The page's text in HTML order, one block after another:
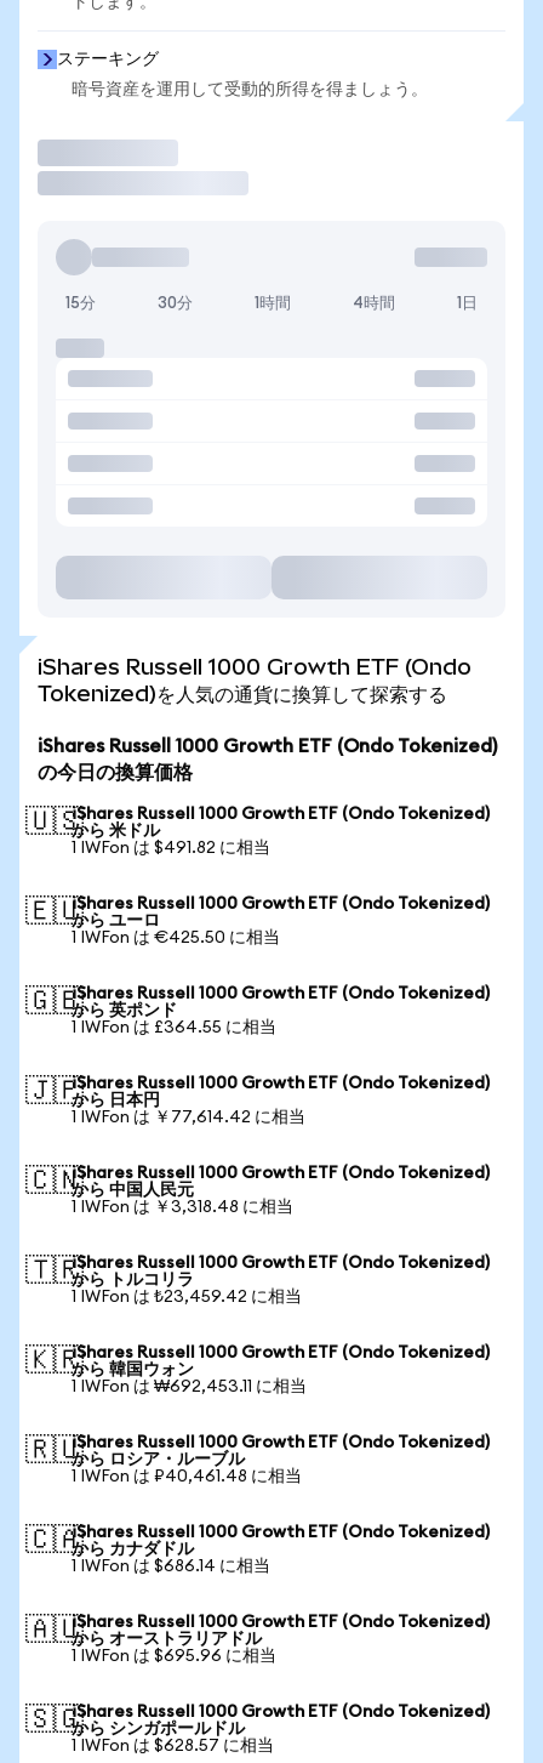
ステーキング
暗号資産を運用して受動的所得を得ましょう。
15分 30分 1時間 4時間 1日
iShares Russell 1000 Growth ETF (Ondo
Tokenized)を人気の通貨に換算して探索する
iShares Russell 1000 Growth ETF (Ondo Tokenized)
の今日の換算価格
🇺🇸iShares Russell 1000 Growth ETF (Ondo Tokenized)
から 米ドル
1 IWFon は $491.82 に相当
🇪🇺iShares Russell 1000 Growth ETF (Ondo Tokenized)
から ユーロ
1 IWFon は €425.50 に相当
🇬🇧iShares Russell 1000 Growth ETF (Ondo Tokenized)
から 英ポンド
1 IWFon は £364.55 に相当
🇯🇵iShares Russell 1000 Growth ETF (Ondo Tokenized)
から 日本円
1 IWFon は ￥77,614.42 に相当
🇨🇳iShares Russell 1000 Growth ETF (Ondo Tokenized)
から 中国人民元
1 IWFon は ￥3,318.48 に相当
🇹🇷iShares Russell 1000 Growth ETF (Ondo Tokenized)
から トルコリラ
1 IWFon は ₺23,459.42 に相当
🇰🇷iShares Russell 1000 Growth ETF (Ondo Tokenized)
から 韓国ウォン
1 IWFon は ₩692,453.11 に相当
🇷🇺iShares Russell 1000 Growth ETF (Ondo Tokenized)
から ロシア・ルーブル
1 IWFon は ₽40,461.48 に相当
🇨🇦iShares Russell 1000 Growth ETF (Ondo Tokenized)
から カナダドル
1 IWFon は $686.14 に相当
🇦🇺iShares Russell 1000 Growth ETF (Ondo Tokenized)
から オーストラリアドル
1 IWFon は $695.96 に相当
🇸🇬iShares Russell 1000 Growth ETF (Ondo Tokenized)
から シンガポールドル
1 IWFon は $628.57 に相当